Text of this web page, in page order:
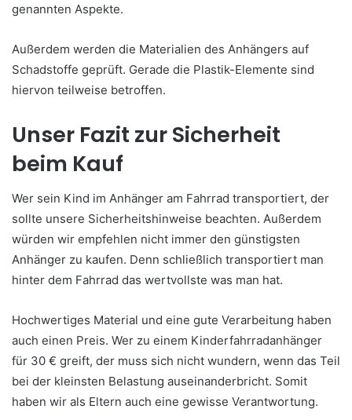
genannten Aspekte.
Außerdem werden die Materialien des Anhängers auf
Schadstoffe geprüft. Gerade die Plastik-Elemente sind
hiervon teilweise betroffen.
Unser Fazit zur Sicherheit
beim Kauf
Wer sein Kind im Anhänger am Fahrrad transportiert, der
sollte unsere Sicherheitshinweise beachten. Außerdem
würden wir empfehlen nicht immer den günstigsten
Anhänger zu kaufen. Denn schließlich transportiert man
hinter dem Fahrrad das wertvollste was man hat.
Hochwertiges Material und eine gute Verarbeitung haben
auch einen Preis. Wer zu einem Kinderfahrradanhänger
für 30 € greift, der muss sich nicht wundern, wenn das Teil
bei der kleinsten Belastung auseinanderbricht. Somit
haben wir als Eltern auch eine gewisse Verantwortung.